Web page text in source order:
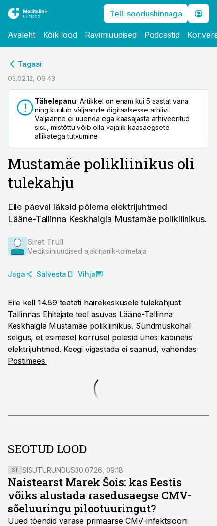
Telli soodushinnaga
Avaleht Kõik lood Ravimiuudised Podcastid
Tagasi
03.02.12, 09:43
Tähelepanu! Artikkel on enam kui 5 aastat vana
ning kuulub väljaande digitaalsesse arhiivi.
Väljaanne ei uuenda ega kaasajasta arhiveeritud
sisu, mistõttu võib olla vajalik kaasaegsete
allikatega tutvumine
Mustamäe polikliinikus oli
tulekahju
Eile päeval läksid põlema elektrijuhtmed
Lääne-Tallinna Keskhaigla Mustamäe polikliinikus.
Siret Trull
Meditsiiniuudised ajakirjanik-toimetaja
Jaga Salvesta Vihja
Eile kell 14.59 teatati häirekeskusele tulekahjust
Tallinnas Ehitajate teel asuvas Lääne-Tallinna
Keskhaigla Mustamäe polikliinikus. Sündmuskohal
selgus, et esimesel korrusel põlesid ühes kabinetis
elektrijuhtmed. Keegi vigastada ei saanud, vahendas
Postimees.
SEOTUD LOOD
ST SISUTURUNDUS30.07.26, 09:18
Naistearst Marek Šois: kas Eestis
võiks alustada rasedusaegse CMV-
sõeluuringu pilootuuringut?
Uued tõendid varase primaarse CMV-infektsiooni